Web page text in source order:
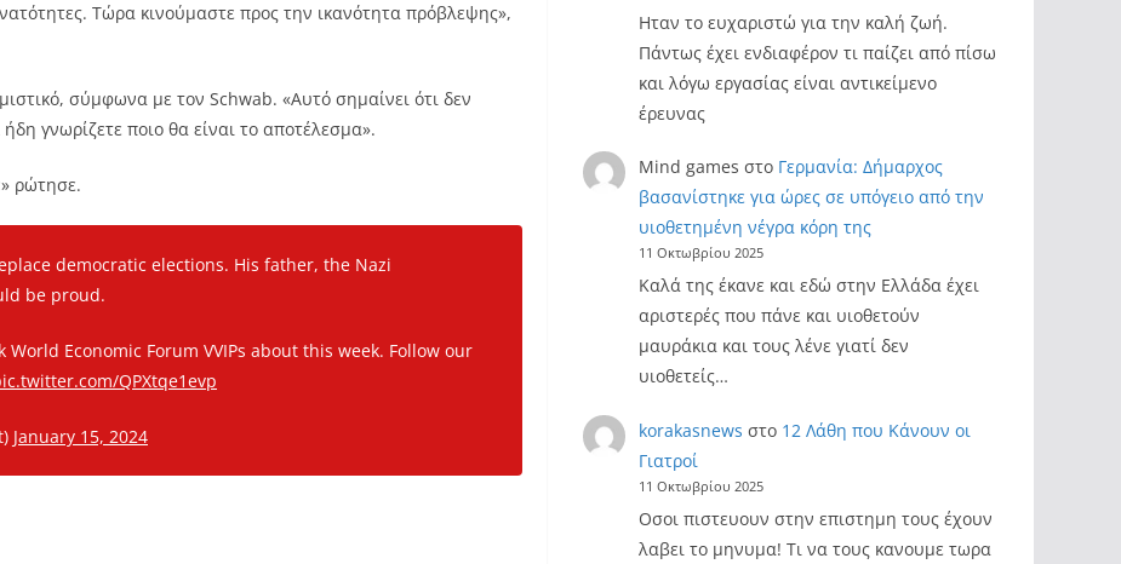
Τώρα κινούμαστε προς την ικανότητα πρόβλεψης»,
σύμφωνα με τον Schwab. «Αυτό σημαίνει ότι δεν
ήδη γνωρίζετε ποιο θα είναι το αποτέλεσμα».
ρώτησε.
democratic elections. His father, the Nazi
be proud.
World Economic Forum VVIPs about this week. Follow our
QPXtqe1evp
January 15, 2024
Ηταν το ευχαριστώ για την καλή ζωή.
Πάντως έχει ενδιαφέρον τι παίζει από πίσω
και λόγω εργασίας είναι αντικείμενο
έρευνας
Mind games στο Γερμανία: Δήμαρχος
βασανίστηκε για ώρες σε υπόγειο από την
υιοθετημένη νέγρα κόρη της
11 Οκτωβρίου 2025
Καλά της έκανε και εδώ στην Ελλάδα έχει
αριστερές που πάνε και υιοθετούν
μαυράκια και τους λένε γιατί δεν
υιοθετείς…
korakasnews στο 12 Λάθη που Κάνουν οι
Γιατροί
11 Οκτωβρίου 2025
Οσοι πιστευουν στην επιστημη τους έχουν
λαβει το μηνυμα! Τι να τους κανουμε τωρα